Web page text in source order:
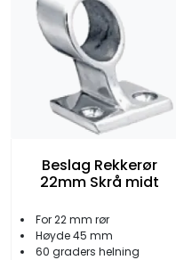
Beslag Rekkerør
22mm Skrå midt
For 22 mm rør
Høyde 45 mm
60 graders helning